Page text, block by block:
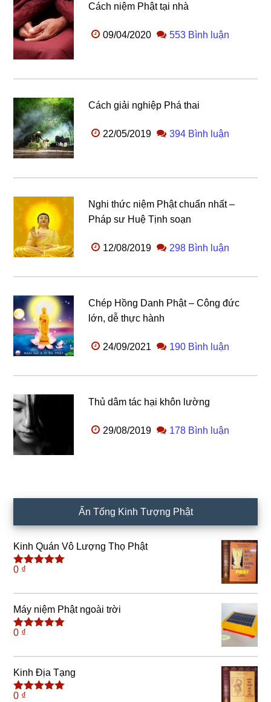
Cách niệm Phật tại nhà
09/04/2020 553 Bình luận
Cách giải nghiệp Phá thai
22/05/2019 394 Bình luận
Nghi thức niệm Phật chuẩn nhất –
Pháp sư Huệ Tịnh soạn
12/08/2019 298 Bình luận
Chép Hồng Danh Phật – Công đức
lớn, dễ thực hành
24/09/2021 190 Bình luận
Thủ dâm tác hại khôn lường
29/08/2019 178 Bình luận
Ấn Tống Kinh Tượng Phật
Kinh Quán Vô Lượng Thọ Phật
Được xếp
sao
0 ₫
Máy niệm Phật ngoài trời
Được xếp
sao
0 ₫
Kinh Địa Tạng
Được xếp
0 ₫